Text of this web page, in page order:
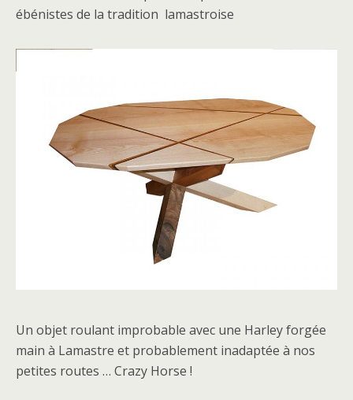
ébénistes de la tradition lamastroise
Un objet roulant improbable avec une Harley forgée
main à Lamastre et probablement inadaptée à nos
petites routes … Crazy Horse !